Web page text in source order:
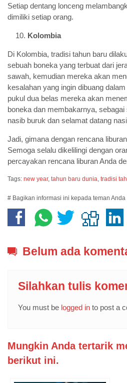
Setiap dentang lonceng
dimiliki setiap orang.
Kolombia
Di Kolombia, tradisi tahun baru
sebuah boneka yang terbuat dari
sawah, kemudian mereka akan
kesalahan yang ingin dibuang
pukul dua belas mereka akan
boneka dan membakarnya,
nasib buruk dan selamat datang
Jadi, gimana dengan rencana
Semoga selalu dikelilingi dengan
percayakan rencana liburan Anda
Tags: new year, tahun baru dunia, tradisi
# Bagikan informasi ini kepada teman Anda
Belum ada
Silahkan tulis
You must be logged in to post a
Mungkin Anda tertarik
berikut ini.